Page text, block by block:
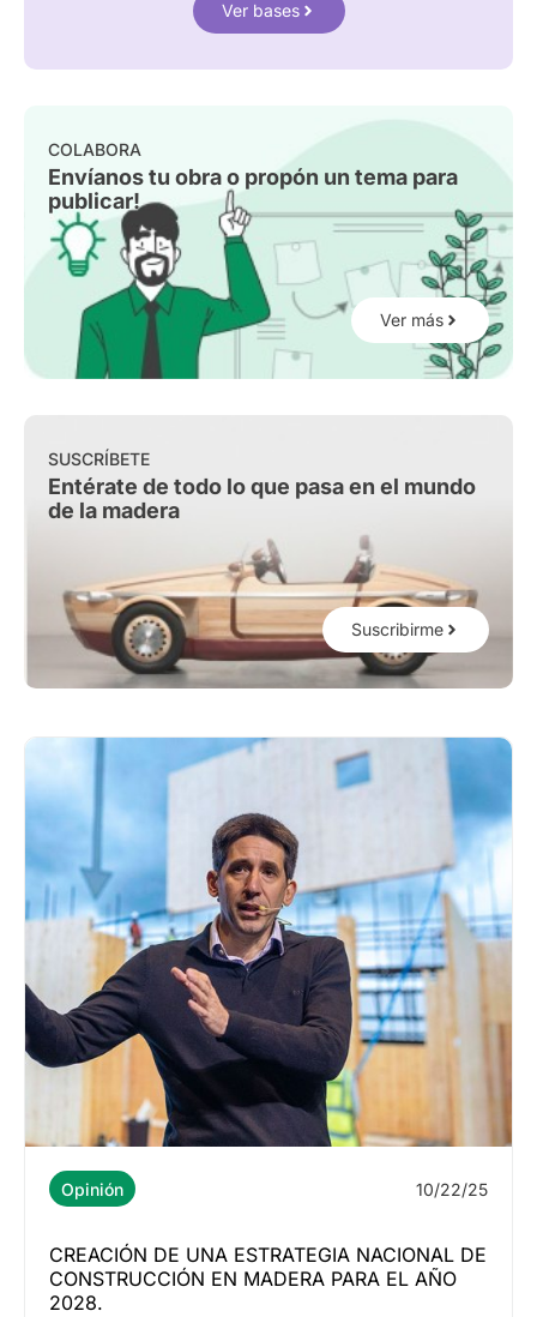
Ver bases
COLABORA
Envíanos tu obra o propón un tema para
publicar!
Ver más
SUSCRÍBETE
Entérate de todo lo que pasa en el mundo
de la madera
Suscribirme
Opinión 10/22/25
CREACIÓN DE UNA ESTRATEGIA NACIONAL DE
CONSTRUCCIÓN EN MADERA PARA EL AÑO
2028.